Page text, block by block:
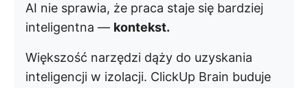
AI nie sprawia, że praca staje się bardziej
inteligentna — kontekst.
Większość narzędzi dąży do uzyskania
inteligencji w izolacji. ClickUp Brain buduje